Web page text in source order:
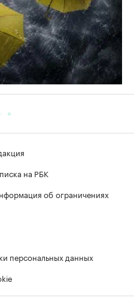
на РБК
об ограничениях
персональных данных